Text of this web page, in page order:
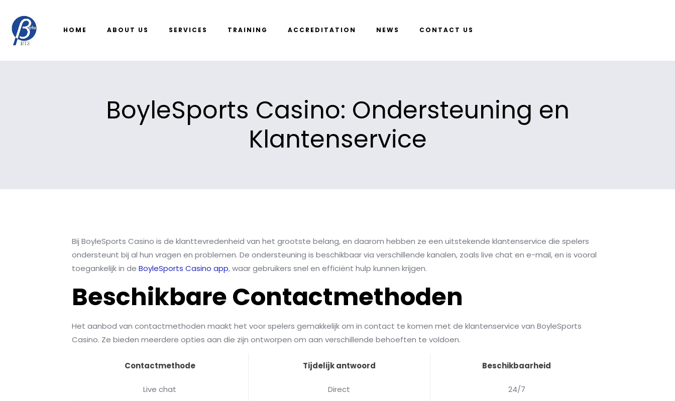
HOME ABOUT US SERVICES TRAINING ACCREDITATION NEWS CONTACT US
BoyleSports Casino: Ondersteuning en
Klantenservice
Bij BoyleSports Casino is de klanttevredenheid van het grootste belang, en daarom hebben ze een uitstekende klantenservice die spelers
ondersteunt bij al hun vragen en problemen. De ondersteuning is beschikbaar via verschillende kanalen, zoals live chat en e-mail, en is vooral
toegankelijk in de BoyleSports Casino app, waar gebruikers snel en efficiënt hulp kunnen krijgen.
Beschikbare Contactmethoden
Het aanbod van contactmethoden maakt het voor spelers gemakkelijk om in contact te komen met de klantenservice van BoyleSports
Casino. Ze bieden meerdere opties aan die zijn ontworpen om aan verschillende behoeften te voldoen.
Contactmethode Tijdelijk antwoord Beschikbaarheid
Live chat Direct 24/7